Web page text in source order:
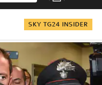
SKY TG24 INSIDER